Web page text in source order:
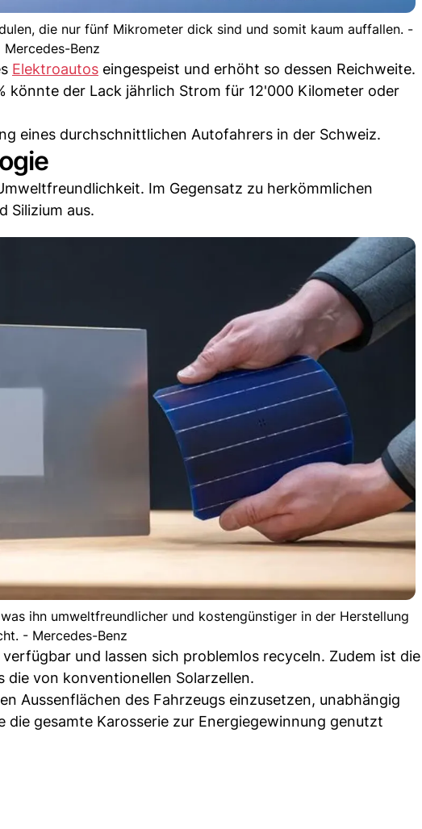
die nur fünf Mikrometer dick sind und somit kaum auffallen. -
Mercedes-Benz
Elektroautos eingespeist und erhöht so dessen Reichweite.
könnte der Lack jährlich Strom für 12'000 Kilometer oder
eines durchschnittlichen Autofahrers in der Schweiz.
Im Gegensatz zu herkömmlichen
Silizium aus.
ihn umweltfreundlicher und kostengünstiger in der Herstellung
- Mercedes-Benz
und lassen sich problemlos recyceln. Zudem ist die
die von konventionellen Solarzellen.
Aussenflächen des Fahrzeugs einzusetzen, unabhängig
gesamte Karosserie zur Energiegewinnung genutzt